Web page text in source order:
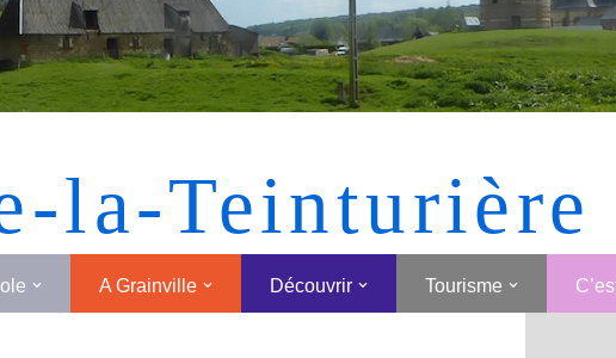
[MONTRER SOUS FORME DE VIGNETTES]
la-Teinturière
A Grainville Découvrir Tourisme